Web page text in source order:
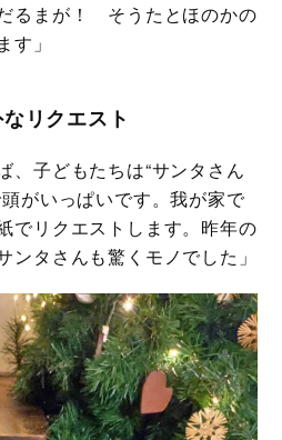
るまが！ そうたとほのかの
す」
リクエスト
、子どもたちは“サンタさん
がいっぱいです。我が家で
でリクエストします。昨年の
ンタさんも驚くモノでした」